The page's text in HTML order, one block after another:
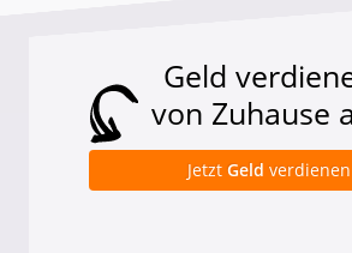
Geld
von Zuhause
Jetzt Geld verdienen